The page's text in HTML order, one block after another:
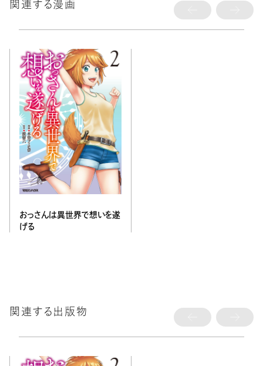
関連する漫画
おっさんは異世界で想いを遂
げる
関連する出版物